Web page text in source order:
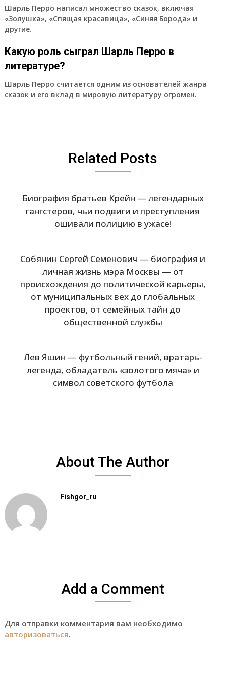
Шарль Перро написал множество сказок, включая
«Золушка», «Спящая красавица», «Синяя Борода» и
другие.
Какую роль сыграл Шарль Перро в
литературе?
Шарль Перро считается одним из основателей жанра
сказок и его вклад в мировую литературу огромен.
Related Posts
Биография братьев Крейн — легендарных
гангстеров, чьи подвиги и преступления
ошивали полицию в ужасе!
Собянин Сергей Семенович — биография и
личная жизнь мэра Москвы — от
происхождения до политической карьеры,
от муниципальных вех до глобальных
проектов, от семейных тайн до
общественной службы
Лев Яшин — футбольный гений, вратарь-
легенда, обладатель «золотого мяча» и
символ советского футбола
About The Author
Fishgor_ru
Add a Comment
Для отправки комментария вам необходимо
авторизоваться.